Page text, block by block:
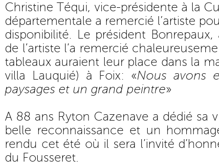
Christine Téqui, vice-présidente à la
départementale a remercié l’artiste
disponibilité. Le président
de l’artiste l’a remercié
tableaux auraient leur place dans la
villa Lauquié) à Foix: «Nous avons
paysages et un grand peintre»
A 88 ans Ryton Cazenave a dédié sa
belle reconnaissance et un
rendu cet été où il sera l’invité
du Fousseret.